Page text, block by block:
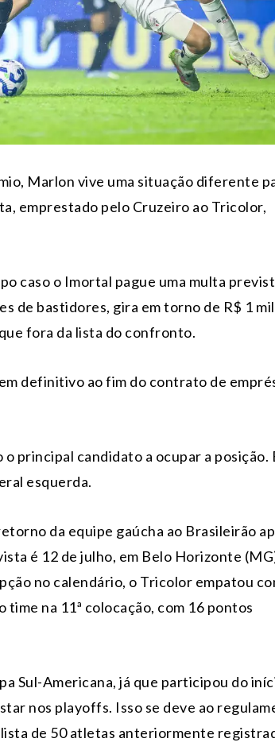
Marlon vive uma situação diferente
emprestado pelo Cruzeiro ao Tricolor,
caso o Imortal pague uma multa
de bastidores, gira em torno de R$ 1
fora da lista do confronto.
definitivo ao fim do contrato de
principal candidato a ocupar a posição.
esquerda.
da equipe gaúcha ao Brasileirão
é 12 de julho, em Belo Horizonte
no calendário, o Tricolor empatou
na 11ª colocação, com 16 pontos
Sul-Americana, já que participou do
nos playoffs. Isso se deve ao
de 50 atletas anteriormente